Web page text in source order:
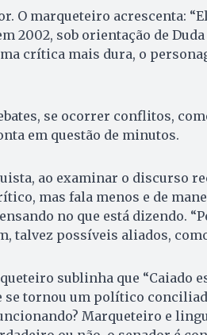
O marqueteiro acrescenta:
2002, sob orientação de
crítica mais dura, o
se ocorrer conflitos,
em questão de minutos.
ao examinar o discurso
mas fala menos e de
no que está dizendo.
talvez possíveis aliados,
sublinha que “Caiado
se tornou um político
Marqueteiro e